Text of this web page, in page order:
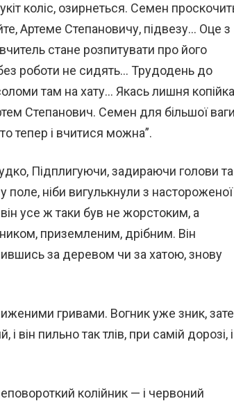
коліс, озирнеться. Семен
Артеме Степановичу, підвезу… Оце з
стане розпитувати про його
роботи не сидять… Трудодень до
там на хату… Якась лишня копійка
Степанович. Семен для більшої
тепер і вчитися можна”.
Підплигуючи, задираючи голови та
ніби вигулькнули з настороженої
усе ж таки був не жорстоким, а
приземленим, дрібним. Він
за деревом чи за хатою, знову
гривами. Вогник уже зник, зате
пильно так тлів, при самій дорозі, і
колійник — і червоний